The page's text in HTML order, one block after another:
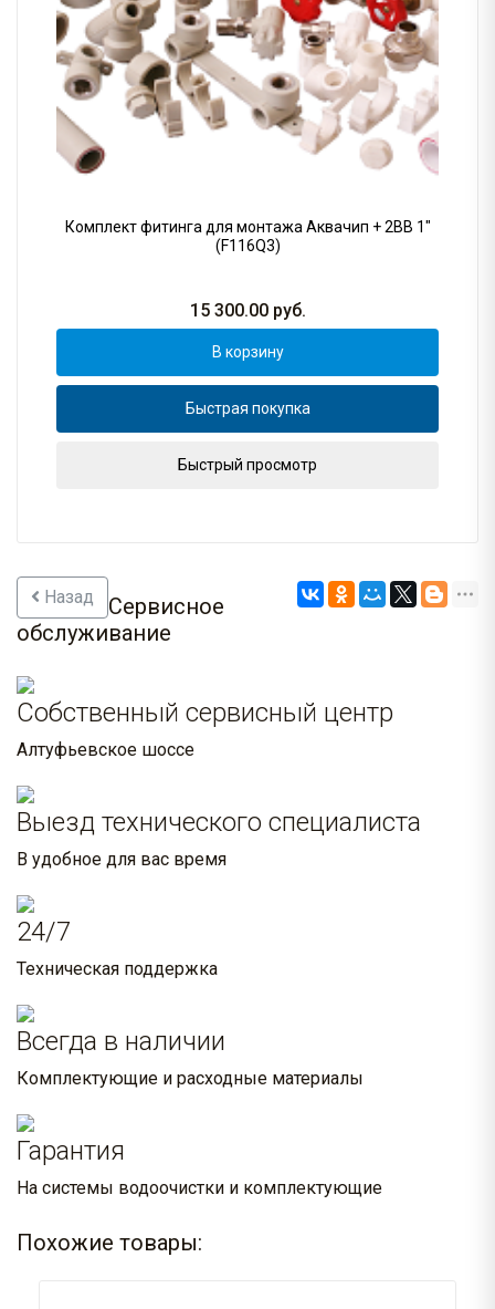
Комплект фитинга для монтажа Аквачип + 2BB 1"
(F116Q3)
15 300.00руб.
В корзину
Быстрая покупка
Быстрый просмотр
Назад
Сервисное
обслуживание
Собственный сервисный центр
Алтуфьевское шоссе
Выезд технического специалиста
В удобное для вас время
24/7
Техническая поддержка
Всегда в наличии
Комплектующие и расходные материалы
Гарантия
На системы водоочистки и комплектующие
Похожие товары: